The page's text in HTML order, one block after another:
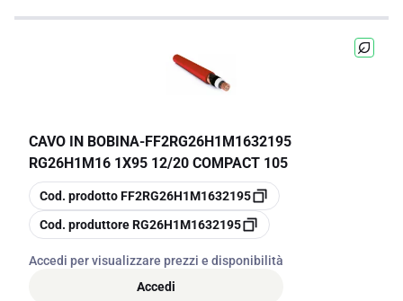
CAVO IN BOBINA-FF2RG26H1M1632195
RG26H1M16 1X95 12/20 COMPACT 105
copia
Cod. prodottoFF2RG26H1M1632195
copia
Cod. produttoreRG26H1M1632195
Accedi per visualizzare prezzi e disponibilità
Accedi